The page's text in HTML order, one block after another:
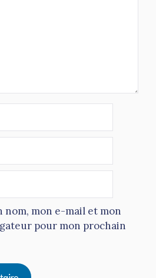
mon e-mail et mon
pour mon prochain